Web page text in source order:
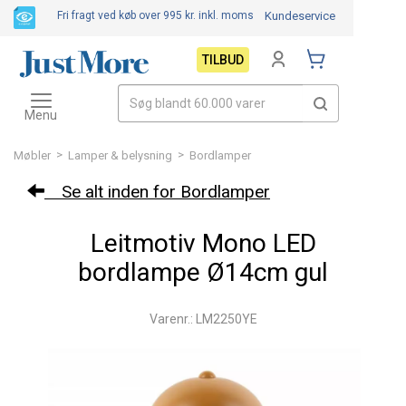
Møbler > Lamper & belysning > Bordlamper
Se alt inden for Bordlamper
Leitmotiv Mono LED
bordlampe Ø14cm gul
Varenr.: LM2250YE
Fri fragt ved køb over 995 kr. inkl. moms Kundeservice
TILBUD
Toggle
navigation
Menu